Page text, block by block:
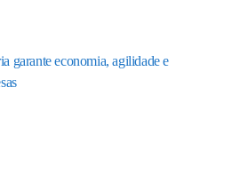
garante economia, agilidade e